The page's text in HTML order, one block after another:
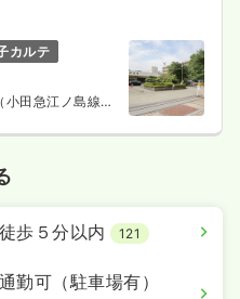
カルテ
田急江ノ島線）
歩５分以内 121
勤可（駐車場有）